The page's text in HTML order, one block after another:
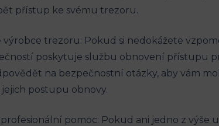
přístup ke svému trezoru.
trezoru: Pokud si nedokážete
poskytuje službu obnovení přístupu
na bezpečnostní otázky, aby vám
postupu obnovy.
profesionální pomoc: Pokud ani jedno z